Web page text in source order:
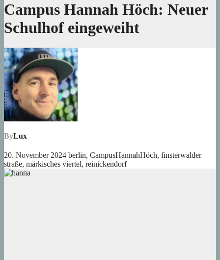
Campus Hannah Höch: Neuer
Schulhof eingeweiht
ByLux
20. November 2024 berlin, CampusHannahHöch, finsterwalder
straße, märkisches viertel, reinickendorf